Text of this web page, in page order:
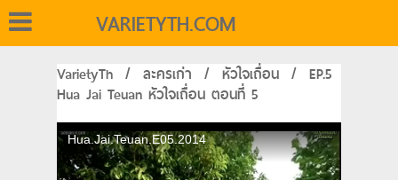
VARIETYTH.COM
VarietyTh / ละครเก่า / หัวใจเถื่อน / EP.5
Hua Jai Teuan หัวใจเถื่อน ตอนที่ 5